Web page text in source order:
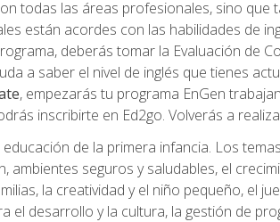
todas las áreas profesionales, sino que
están acordes con las habilidades de
deberás tomar la Evaluación de
a saber el nivel de inglés que tienes
, empezarás tu programa EnGen
inscribirte en Ed2go. Volverás a
de la primera infancia. Los
seguros y saludables, el
la creatividad y el niño pequeño, el
desarrollo y la cultura, la gestión de